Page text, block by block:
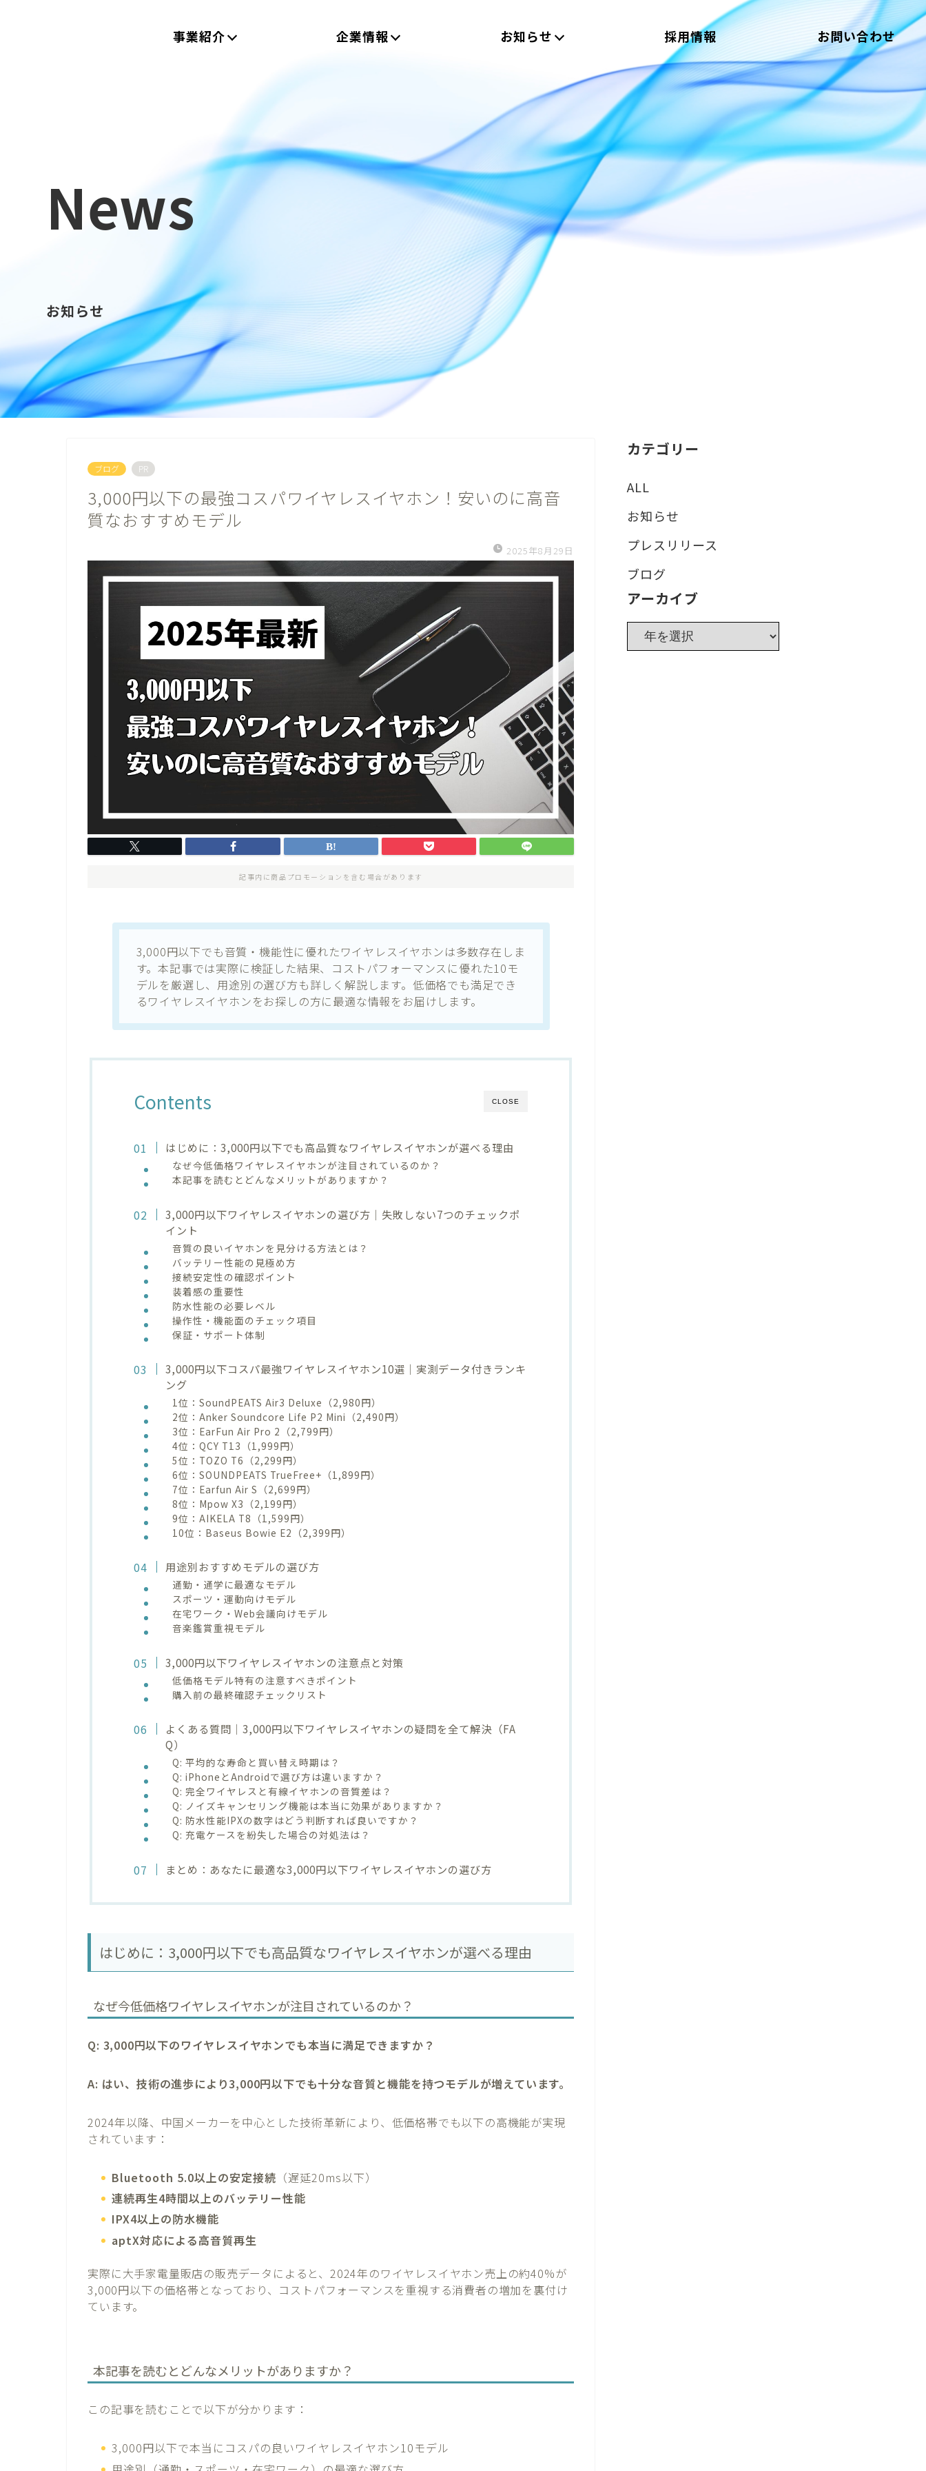
事業紹介 企業情報 お知らせ 採用情報 お問い合わせ
News
お知らせ
ブログ PR
3,000円以下の最強コスパワイヤレスイヤホン！安いのに高音
質なおすすめモデル
2025年8月29日
記事内に商品プロモーションを含む場合があります
3,000円以下でも音質・機能性に優れたワイヤレスイヤホンは多数存在しま
す。本記事では実際に検証した結果、コストパフォーマンスに優れた10モ
デルを厳選し、用途別の選び方も詳しく解説します。低価格でも満足でき
るワイヤレスイヤホンをお探しの方に最適な情報をお届けします。
CLOSE
Contents
はじめに：3,000円以下でも高品質なワイヤレスイヤホンが選べる理由
なぜ今低価格ワイヤレスイヤホンが注目されているのか？
本記事を読むとどんなメリットがありますか？
3,000円以下ワイヤレスイヤホンの選び方｜失敗しない7つのチェックポ
イント
音質の良いイヤホンを見分ける方法とは？
バッテリー性能の見極め方
接続安定性の確認ポイント
装着感の重要性
防水性能の必要レベル
操作性・機能面のチェック項目
保証・サポート体制
3,000円以下コスパ最強ワイヤレスイヤホン10選｜実測データ付きランキ
ング
1位：SoundPEATS Air3 Deluxe（2,980円）
2位：Anker Soundcore Life P2 Mini（2,490円）
3位：EarFun Air Pro 2（2,799円）
4位：QCY T13（1,999円）
5位：TOZO T6（2,299円）
6位：SOUNDPEATS TrueFree+（1,899円）
7位：Earfun Air S（2,699円）
8位：Mpow X3（2,199円）
9位：AIKELA T8（1,599円）
10位：Baseus Bowie E2（2,399円）
用途別おすすめモデルの選び方
通勤・通学に最適なモデル
スポーツ・運動向けモデル
在宅ワーク・Web会議向けモデル
音楽鑑賞重視モデル
3,000円以下ワイヤレスイヤホンの注意点と対策
低価格モデル特有の注意すべきポイント
購入前の最終確認チェックリスト
よくある質問｜3,000円以下ワイヤレスイヤホンの疑問を全て解決（FA
Q）
Q: 平均的な寿命と買い替え時期は？
Q: iPhoneとAndroidで選び方は違いますか？
Q: 完全ワイヤレスと有線イヤホンの音質差は？
Q: ノイズキャンセリング機能は本当に効果がありますか？
Q: 防水性能IPXの数字はどう判断すれば良いですか？
Q: 充電ケースを紛失した場合の対処法は？
まとめ：あなたに最適な3,000円以下ワイヤレスイヤホンの選び方
はじめに：3,000円以下でも高品質なワイヤレスイヤホンが選べる理由
なぜ今低価格ワイヤレスイヤホンが注目されているのか？
Q: 3,000円以下のワイヤレスイヤホンでも本当に満足できますか？
A: はい、技術の進歩により3,000円以下でも十分な音質と機能を持つモデルが増えています。
2024年以降、中国メーカーを中心とした技術革新により、低価格帯でも以下の高機能が実現
されています：
Bluetooth 5.0以上の安定接続 （遅延20ms以下）
連続再生4時間以上のバッテリー性能
IPX4以上の防水機能
aptX対応による高音質再生
実際に大手家電量販店の販売データによると、2024年のワイヤレスイヤホン売上の約40%が
3,000円以下の価格帯となっており、コストパフォーマンスを重視する消費者の増加を裏付け
ています。
本記事を読むとどんなメリットがありますか？
この記事を読むことで以下が分かります：
3,000円以下で本当にコスパの良いワイヤレスイヤホン10モデル
カテゴリー
ALL
お知らせ
プレスリリース
ブログ
アーカイブ